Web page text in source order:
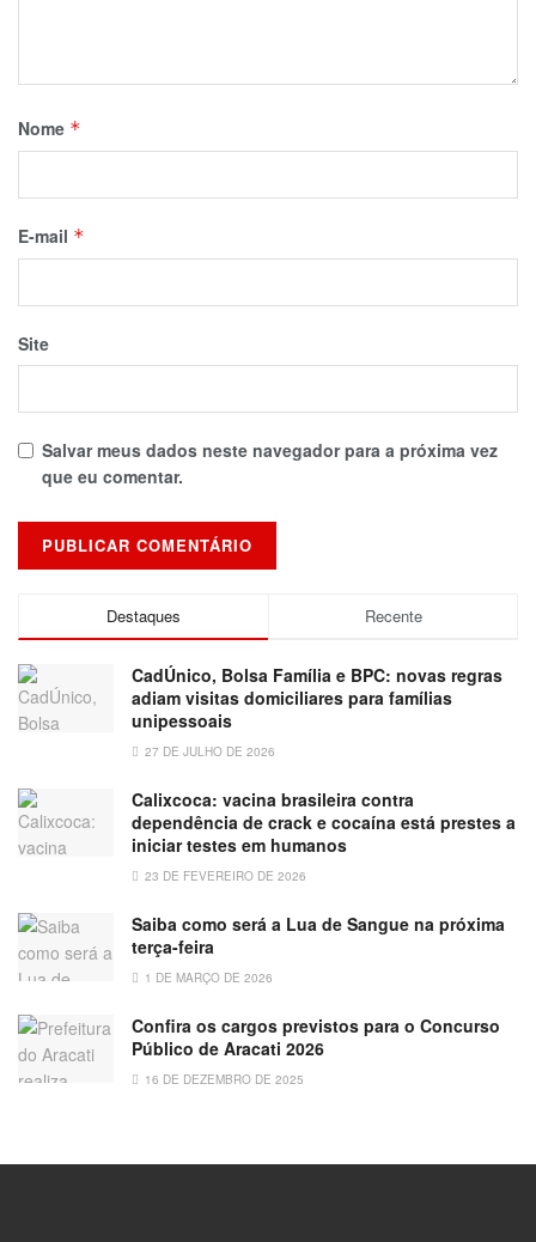
Nome *
E-mail *
Site
Salvar meus dados neste navegador para a próxima vez
que eu comentar.
Destaques Recente
CadÚnico, Bolsa Família e BPC: novas regras
adiam visitas domiciliares para famílias
unipessoais
27 DE JULHO DE 2026
Calixcoca: vacina brasileira contra
dependência de crack e cocaína está prestes a
iniciar testes em humanos
23 DE FEVEREIRO DE 2026
Saiba como será a Lua de Sangue na próxima
terça-feira
1 DE MARÇO DE 2026
Confira os cargos previstos para o Concurso
Público de Aracati 2026
16 DE DEZEMBRO DE 2025